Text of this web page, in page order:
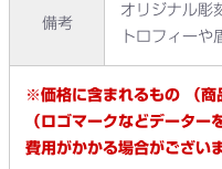
備考
オリジナル彫
トロフィーや
※価格に含まれるもの （商
（ロゴマークなどデーター
費用がかかる場合がござい